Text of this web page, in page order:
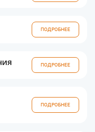
ПОДРОБНЕЕ
ПОДРОБНЕЕ
ПОДРОБНЕЕ